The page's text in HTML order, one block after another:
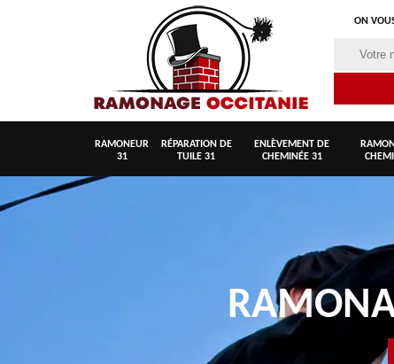
ON
RAMONEUR
31
RÉPARATION DE
TUILE 31
ENLÈVEMENT DE
CHEMINÉE 31